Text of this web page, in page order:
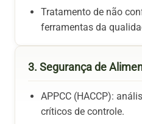
Tratamento de não
ferramentas da
3. Segurança de
APPCC (HACCP):
críticos de controle.